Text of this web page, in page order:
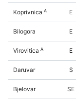
Koprivnica A E
Bilogora E
Virovitica A E
Daruvar S
Bjelovar SE